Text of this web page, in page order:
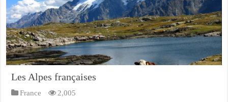
Les Alpes françaises
France 2,005